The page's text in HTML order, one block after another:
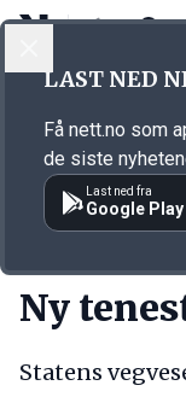
Annonsørinnhold
Ny
Statens
LAST NED
Få nett.no som
de siste
Last ned fra
Google Play